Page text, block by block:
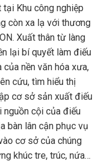
Khu công nghiệp
còn xa lạ với thương
Xuất thân từ làng
lại bí quyết làm điếu
nền văn hóa xưa,
cứu, tìm hiểu thị
cơ sở sản xuất điếu
nguồn cội của điếu
bàn lân cận phục vụ
cơ sở của chúng
khúc tre, trúc, nứa…